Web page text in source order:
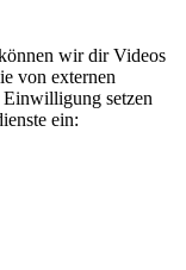
wir dir Videos
von externen
setzen
ein: